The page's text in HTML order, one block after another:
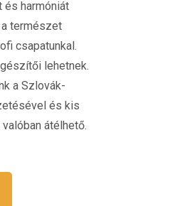
és harmóniát
a természet
csapatunkal.
lehetnek.
a Szlovák-
és kis
átélhető.